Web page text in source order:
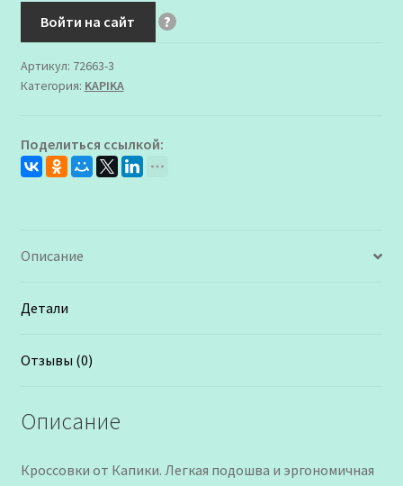
Войти на сайт ?
Артикул: 72663-3
Категория: KAPIKA
Поделиться ссылкой:
Описание
Детали
Отзывы (0)
Описание
Кроссовки от Капики. Легкая подошва и эргономичная